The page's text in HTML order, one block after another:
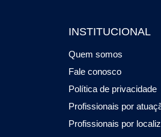
INSTITUCIONAL
Quem somos
Fale conosco
Política de privacidade
Profissionais por
Profissionais por